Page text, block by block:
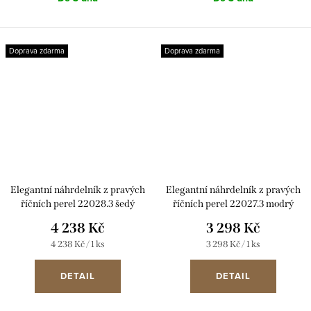
Doprava zdarma
Elegantní náhrdelník z pravých
říčních perel 22028.3 šedý
4 238 Kč
Měrná
cena:
4 238 Kč / 1 ks
DETAIL
Doprava zdarma
Elegantní náhrdelník z pravých
říčních perel 22027.3 modrý
3 298 Kč
Měrná
cena:
3 298 Kč / 1 ks
DETAIL